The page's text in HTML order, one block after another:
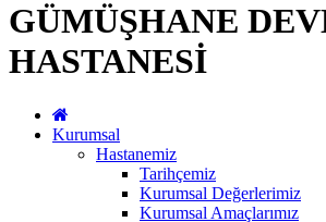
GÜMÜŞHANE
HASTANESİ
Kurumsal
Hastanemiz
Tarihçemiz
Kurumsal Değerlerimiz
Kurumsal Amaçlarımız